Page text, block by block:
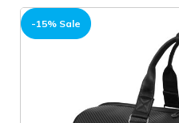
-15% Sale